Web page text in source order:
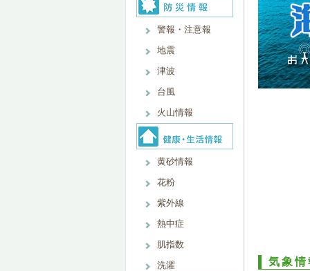
警報・注意報
地震
津波
台風
火山情報
黄砂情報
花粉
紫外線
熱中症
肌指数
洗濯
気象情